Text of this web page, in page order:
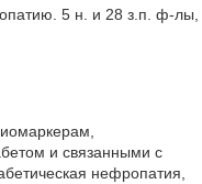
5 н. и 28 з.п. ф-лы,
и связанными с
нефропатия,